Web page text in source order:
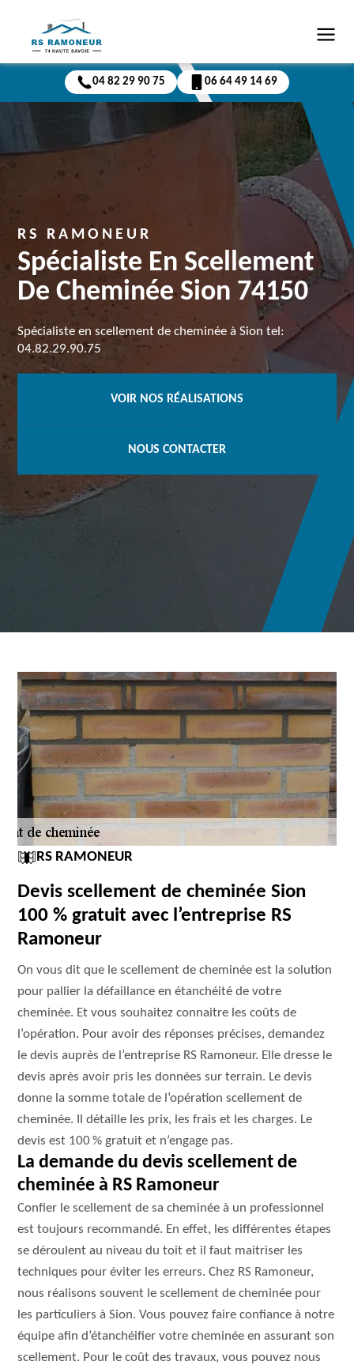
04 82 29 90 75 06 64 49 14 69
RS RAMONEUR
Spécialiste En Scellement
De Cheminée Sion 74150
Spécialiste en scellement de cheminée à Sion tel:
04.82.29.90.75
VOIR NOS RÉALISATIONS
NOUS CONTACTER
RS RAMONEUR
Devis scellement de cheminée Sion
100 % gratuit avec l’entreprise RS
Ramoneur
On vous dit que le scellement de cheminée est la solution
pour pallier la défaillance en étanchéité de votre
cheminée. Et vous souhaitez connaitre les coûts de
l’opération. Pour avoir des réponses précises, demandez
le devis auprès de l’entreprise RS Ramoneur. Elle dresse le
devis après avoir pris les données sur terrain. Le devis
donne la somme totale de l’opération scellement de
cheminée. Il détaille les prix, les frais et les charges. Le
devis est 100 % gratuit et n’engage pas.
La demande du devis scellement de
cheminée à RS Ramoneur
Confier le scellement de sa cheminée à un professionnel
est toujours recommandé. En effet, les différentes étapes
se déroulent au niveau du toit et il faut maitriser les
techniques pour éviter les erreurs. Chez RS Ramoneur,
nous réalisons souvent le scellement de cheminée pour
les particuliers à Sion. Vous pouvez faire confiance à notre
équipe afin d’étanchéifier votre cheminée en assurant son
scellement. Pour le coût des travaux, vous pouvez nous